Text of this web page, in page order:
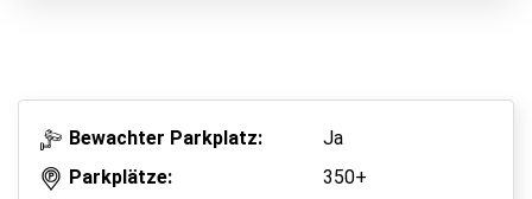
Bewachter Parkplatz:
Ja
Parkplätze:
350+